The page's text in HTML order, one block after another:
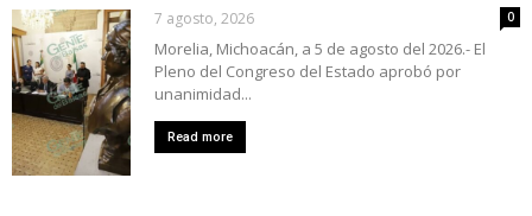
7 agosto, 2026 0
Morelia, Michoacán, a 5 de agosto del 2026.- El
Pleno del Congreso del Estado aprobó por
unanimidad...
Read more